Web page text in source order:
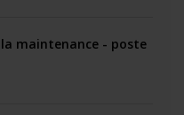
la maintenance - poste